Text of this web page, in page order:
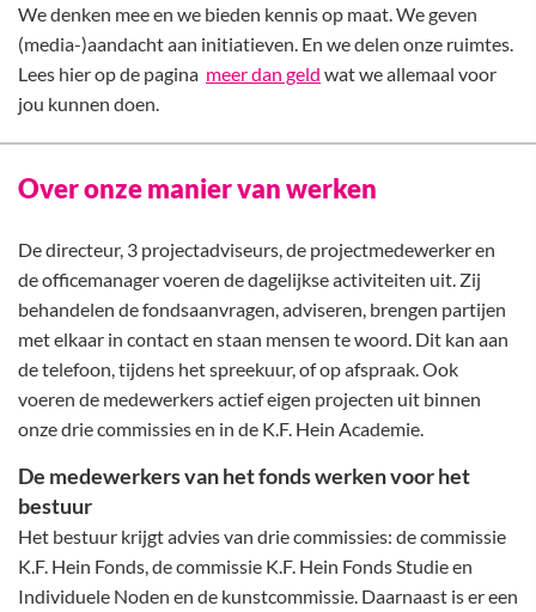
We denken mee en we bieden kennis op maat. We geven
(media-)aandacht aan initiatieven. En we delen onze ruimtes.
Lees hier op de pagina meer dan geld wat we allemaal voor
jou kunnen doen.
Over onze manier van werken
De directeur, 3 projectadviseurs, de projectmedewerker en
de officemanager voeren de dagelijkse activiteiten uit. Zij
behandelen de fondsaanvragen, adviseren, brengen partijen
met elkaar in contact en staan mensen te woord. Dit kan aan
de telefoon, tijdens het spreekuur, of op afspraak. Ook
voeren de medewerkers actief eigen projecten uit binnen
onze drie commissies en in de K.F. Hein Academie.
De medewerkers van het fonds werken voor het
bestuur
Het bestuur krijgt advies van drie commissies: de commissie
K.F. Hein Fonds, de commissie K.F. Hein Fonds Studie en
Individuele Noden en de kunstcommissie. Daarnaast is er een